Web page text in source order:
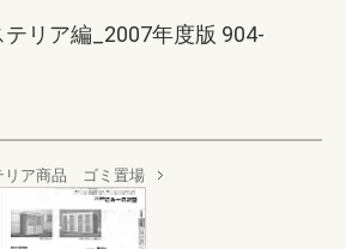
リア編_2007年度版 904-
リア商品 ゴミ置場